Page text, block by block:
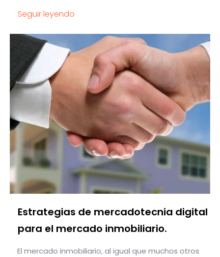
Seguir leyendo
Estrategias de mercadotecnia digital
para el mercado inmobiliario.
El mercado inmobiliario, al igual que muchos otros